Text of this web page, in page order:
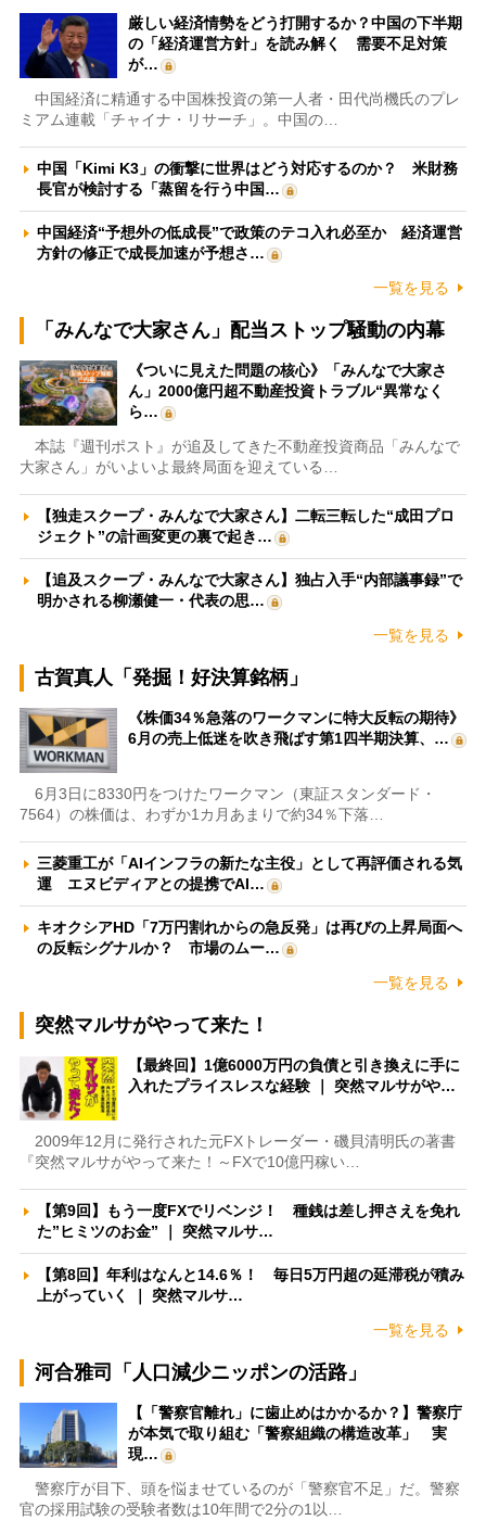
厳しい経済情勢をどう打開するか？中国の下半期
の「経済運営方針」を読み解く 需要不足対策
が…
中国経済に精通する中国株投資の第一人者・田代尚機氏のプレ
ミアム連載「チャイナ・リサーチ」。中国の…
中国「Kimi K3」の衝撃に世界はどう対応するのか？ 米財務
長官が検討する「蒸留を行う中国…
中国経済“予想外の低成長”で政策のテコ入れ必至か 経済運営
方針の修正で成長加速が予想さ…
一覧を見る
「みんなで大家さん」配当ストップ騒動の内幕
《ついに見えた問題の核心》「みんなで大家さ
ん」2000億円超不動産投資トラブル“異常なく
ら…
本誌『週刊ポスト』が追及してきた不動産投資商品「みんなで
大家さん」がいよいよ最終局面を迎えている…
【独走スクープ・みんなで大家さん】二転三転した“成田プロ
ジェクト”の計画変更の裏で起き…
【追及スクープ・みんなで大家さん】独占入手“内部議事録”で
明かされる柳瀬健一・代表の思…
一覧を見る
古賀真人「発掘！好決算銘柄」
《株価34％急落のワークマンに特大反転の期待》
6月の売上低迷を吹き飛ばす第1四半期決算、…
6月3日に8330円をつけたワークマン（東証スタンダード・
7564）の株価は、わずか1カ月あまりで約34％下落…
三菱重工が「AIインフラの新たな主役」として再評価される気
運 エヌビディアとの提携でAI…
キオクシアHD「7万円割れからの急反発」は再びの上昇局面へ
の反転シグナルか？ 市場のムー…
一覧を見る
突然マルサがやって来た！
【最終回】1億6000万円の負債と引き換えに手に
入れたプライスレスな経験 ｜ 突然マルサがや…
2009年12月に発行された元FXトレーダー・磯貝清明氏の著書
『突然マルサがやって来た！～FXで10億円稼い…
【第9回】もう一度FXでリベンジ！ 種銭は差し押さえを免れ
た”ヒミツのお金” ｜ 突然マルサ…
【第8回】年利はなんと14.6％！ 毎日5万円超の延滞税が積み
上がっていく ｜ 突然マルサ…
一覧を見る
河合雅司「人口減少ニッポンの活路」
【「警察官離れ」に歯止めはかかるか？】警察庁
が本気で取り組む「警察組織の構造改革」 実
現…
警察庁が目下、頭を悩ませているのが「警察官不足」だ。警察
官の採用試験の受験者数は10年間で2分の1以…